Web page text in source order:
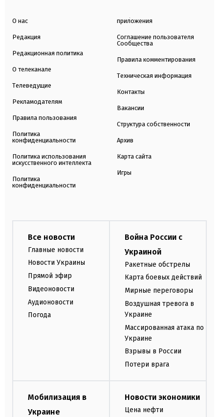
О нас
Редакция
Редакционная политика
О телеканале
Телеведущие
Рекламодателям
Правила пользования
Политика
конфиденциальности
Политика использования
искусственного интеллекта
Политика
конфиденциальности
приложения
Соглашение пользователя
Сообщества
Правила комментирования
Техническая информация
Контакты
Вакансии
Структура собственности
Архив
Карта сайта
Игры
Все новости
Главные новости
Новости Украины
Прямой эфир
Видеоновости
Аудионовости
Погода
Война России с
Украиной
Ракетные обстрелы
Карта боевых действий
Мирные переговоры
Воздушная тревога в
Украине
Массированная атака по
Украине
Взрывы в России
Потери врага
Мобилизация в
Украине
Новости экономики
Цена нефти